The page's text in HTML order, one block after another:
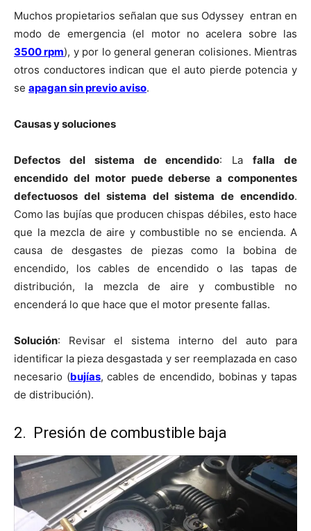
Muchos propietarios señalan que sus Odyssey entran en
modo de emergencia (el motor no acelera sobre las
3500 rpm), y por lo general generan colisiones. Mientras
otros conductores indican que el auto pierde potencia y
se apagan sin previo aviso.
Causas y soluciones
Defectos del sistema de encendido: Lafalla de
encendido del motor puede deberse a componentes
defectuosos del sistema del sistema de encendido.
Como las bujías que producen chispas débiles, esto hace
que la mezcla de aire y combustible no se encienda. A
causa de desgastes de piezas como la bobina de
encendido, los cables de encendido o las tapas de
distribución, la mezcla de aire y combustible no
encenderá lo que hace que el motor presente fallas.
Solución: Revisar el sistema interno del auto para
identificar la pieza desgastada y ser reemplazada en caso
necesario (bujías, cables de encendido, bobinas y tapas
de distribución).
2. Presión de combustible baja